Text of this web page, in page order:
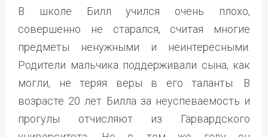
В школе Билл учился очень плохо,
совершенно не старался, считая многие
предметы ненужными и неинтересными.
Родители мальчика поддерживали сына, как
могли, не теряя веры в его таланты. В
возрасте 20 лет Билла за неуспеваемость и
прогулы отчисляют из Гарвардского